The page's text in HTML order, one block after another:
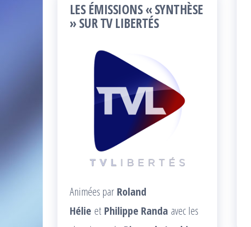
LES ÉMISSIONS « SYNTHÈSE
» SUR TV LIBERTÉS
Animées par Roland
Hélie et Philippe Randa avec les